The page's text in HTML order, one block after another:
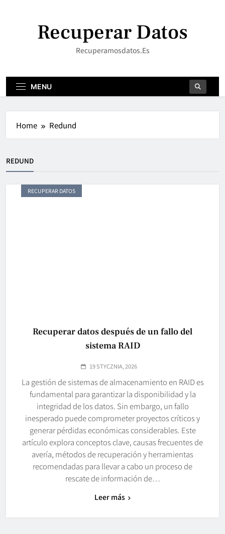
Recuperar Datos
Recuperamosdatos.es
MENU
Home Redund
REDUND
RECUPERAR DATOS
Recuperar datos después de un fallo del
sistema RAID
19 STYCZNIA, 2026
La gestión de sistemas de almacenamiento en RAID es
fundamental para garantizar la disponibilidad y la
integridad de los datos. Sin embargo, un fallo
inesperado puede comprometer proyectos críticos y
generar pérdidas económicas considerables. Este
artículo explora conceptos clave, causas frecuentes de
avería, métodos de recuperación y herramientas
recomendadas para llevar a cabo un proceso de
rescate de información de…
Leer más